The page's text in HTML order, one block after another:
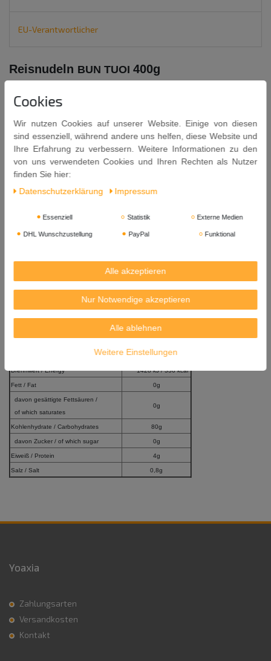
EU-Verantwortlicher
Reisnudeln BUN TUOI 400g
FRESH RICE VERMICELLI
BAMBOO TREE
Kochzeit: 8-10 Minuten
Kreyenhop & Kluge GmbH & Co. KG
Industriestr. 40-42
Average Nutritional Values per 100g
Brennwert / Energy 1428 kJ / 336 kcal
Fett / Fat 0g
davon gesättigte Fettsäuren /
of which saturates
0g
Kohlenhydrate / Carbohydrates 80g
davon Zucker / of which sugar 0g
Eiweiß / Protein 4g
Salz / Salt 0,8g
Yoaxia
Zahlungsarten
Versandkosten
Kontakt
Cookies
Wir nutzen Cookies auf unserer Website. Einige von diesen
sind essenziell, während andere uns helfen, diese Website und
Ihre Erfahrung zu verbessern. Weitere Informationen zu den
von uns verwendeten Cookies und Ihren Rechten als Nutzer
finden Sie hier:
Daten­schutz­erklärung
Impressum
Essenziell Statistik Externe Medien
DHL Wunschzustellung PayPal Funktional
Alle akzeptieren
Nur Notwendige akzeptieren
Alle ablehnen
Weitere Einstellungen